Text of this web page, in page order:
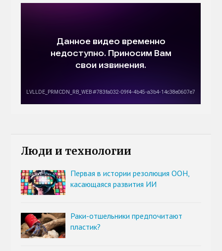
Люди и технологии
Первая в истории резолюция ООН,
касающаяся развития ИИ
Раки-отшельники предпочитают
пластик?